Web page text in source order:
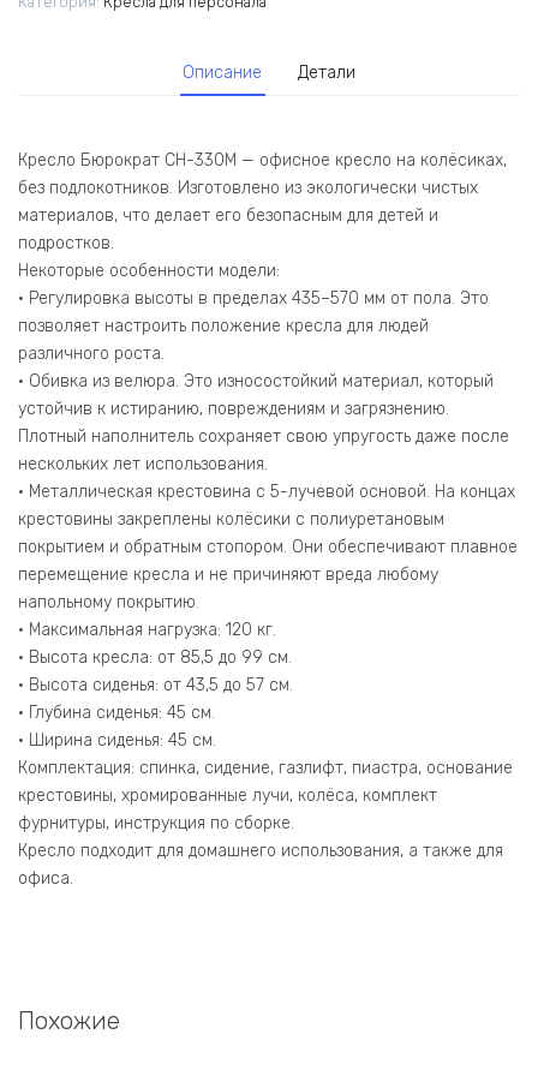
антик
Описание Детали
Кресло Бюрократ CH-330M — офисное кресло на колёсиках,
без подлокотников. Изготовлено из экологически чистых
материалов, что делает его безопасным для детей и
подростков.
Некоторые особенности модели:
• Регулировка высоты в пределах 435–570 мм от пола. Это
позволяет настроить положение кресла для людей
различного роста.
• Обивка из велюра. Это износостойкий материал, который
устойчив к истиранию, повреждениям и загрязнению.
Плотный наполнитель сохраняет свою упругость даже после
нескольких лет использования.
• Металлическая крестовина с 5-лучевой основой. На концах
крестовины закреплены колёсики с полиуретановым
покрытием и обратным стопором. Они обеспечивают плавное
перемещение кресла и не причиняют вреда любому
напольному покрытию.
• Максимальная нагрузка: 120 кг.
• Высота кресла: от 85,5 до 99 см.
• Высота сиденья: от 43,5 до 57 см.
• Глубина сиденья: 45 см.
• Ширина сиденья: 45 см.
Комплектация: спинка, сидение, газлифт, пиастра, основание
крестовины, хромированные лучи, колёса, комплект
фурнитуры, инструкция по сборке.
Кресло подходит для домашнего использования, а также для
офиса.
Похожие